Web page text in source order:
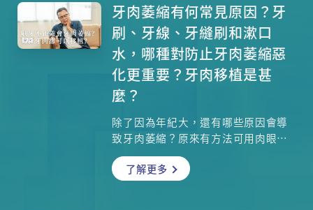
狀態會產生哪些變化？家長又該如何
辨識與尋求幫助？本文將深入探討災
後的兒童心理反應，並介紹專業的支
援資源與治療方法。
牙肉萎縮有何常見原因？牙
刷、牙線、牙縫刷和漱口
水，哪種對防止牙肉萎縮惡
化更重要？牙肉移植是甚
麼？
除了因為年紀大，還有哪些原因會導
致牙肉萎縮？原來有方法可用肉眼辨
認牙肉已經開始萎縮，如果真的出現
這問題，有甚麼治療方法？牙刷、牙
了解更多